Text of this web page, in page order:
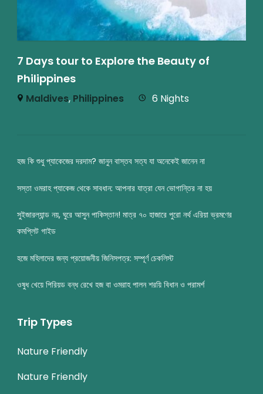
7 Days tour to Explore the Beauty of
Philippines
Maldives, Philippines 6 Nights
হজ কি শুধু প্যাকেজের দরদাম? জানুন বাস্তব সত্য যা অনেকেই জানেন না
সস্তা ওমরাহ প্যাকেজ থেকে সাবধান: আপনার যাত্রা যেন ভোগান্তির না হয়
সুইজারল্যান্ড নয়, ঘুরে আসুন পাকিস্তান! মাত্র ৭০ হাজারে পুরো নর্থ এরিয়া ভ্রমণের
কমপ্লিট গাইড
হজে মহিলাদের জন্য প্রয়োজনীয় জিনিসপত্র: সম্পূর্ণ চেকলিস্ট
ওষুধ খেয়ে পিরিয়ড বন্ধ রেখে হজ বা ওমরাহ পালন শরয়ি বিধান ও পরামর্শ
Trip Types
Nature Friendly
Nature Friendly